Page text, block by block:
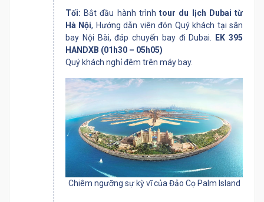
Tối: Bắt đầu hành trìnhtour du lịch Dubai từ
Hà Nội, Hướng dẫn viên đón Quý khách tại sân
bay Nội Bài, đáp chuyến bay đi Dubai.
EK 395
HANDXB (01h30 – 05h05)
Quý khách nghỉ đêm trên máy bay.
Chiêm ngưỡng sự kỳ vĩ của Đảo Cọ Palm Island